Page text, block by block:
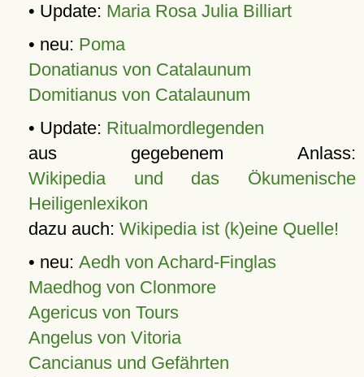
• Update: Maria Rosa Julia Billiart
• neu: Poma
Donatianus von Catalaunum
Domitianus von Catalaunum
• Update: Ritualmordlegenden
aus gegebenem Anlass:
Wikipedia und das Ökumenische
Heiligenlexikon
dazu auch: Wikipedia ist (k)eine Quelle!
• neu: Aedh von Achard-Finglas
Maedhog von Clonmore
Agericus von Tours
Angelus von Vitoria
Cancianus und Gefährten